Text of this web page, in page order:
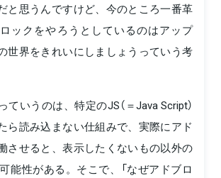
と思うんですけど、今のところ一番革
ックをやろうとしているのはアップ
世界をきれいにしましょうっていう考
ていうのは、特定のJS（＝Java Script）
ら読み込まない仕組みで、実際にアド
させると、表示したくないもの以外の
能性がある。そこで、「なぜアドブロ